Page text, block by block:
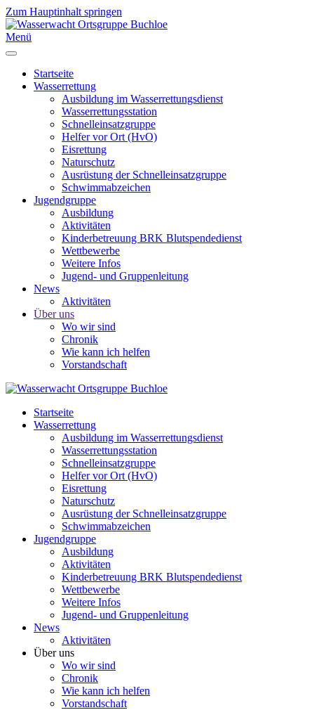
Zum Hauptinhalt springen
Menü
Startseite
Wasserrettung
Ausbildung im Wasserrettungsdienst
Wasserrettungsstation
Schnelleinsatzgruppe
Helfer vor Ort (HvO)
Eisrettung
Naturschutz
Ausrüstung der Schnelleinsatzgruppe
Schwimmabzeichen
Jugendgruppe
Ausbildung
Aktivitäten
Kinderbetreuung BRK Blutspendedienst
Wettbewerbe
Weitere Infos
Jugend- und Gruppenleitung
News
Aktivitäten
Über uns
Wo wir sind
Chronik
Wie kann ich helfen
Vorstandschaft
Startseite
Wasserrettung
Ausbildung im Wasserrettungsdienst
Wasserrettungsstation
Schnelleinsatzgruppe
Helfer vor Ort (HvO)
Eisrettung
Naturschutz
Ausrüstung der Schnelleinsatzgruppe
Schwimmabzeichen
Jugendgruppe
Ausbildung
Aktivitäten
Kinderbetreuung BRK Blutspendedienst
Wettbewerbe
Weitere Infos
Jugend- und Gruppenleitung
News
Aktivitäten
Über uns
Wo wir sind
Chronik
Wie kann ich helfen
Vorstandschaft